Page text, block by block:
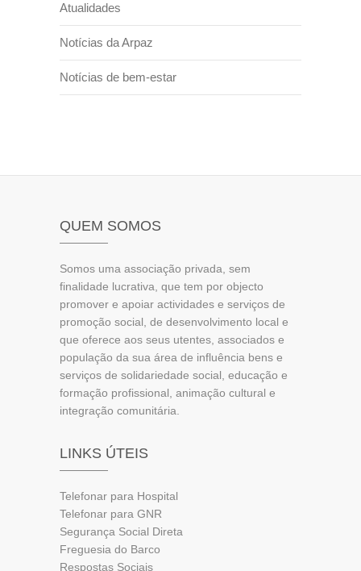
Atualidades
Notícias da Arpaz
Notícias de bem-estar
QUEM SOMOS
Somos uma associação privada, sem
finalidade lucrativa, que tem por objecto
promover e apoiar actividades e serviços de
promoção social, de desenvolvimento local e
que oferece aos seus utentes, associados e
população da sua área de influência bens e
serviços de solidariedade social, educação e
formação profissional, animação cultural e
integração comunitária.
LINKS ÚTEIS
Telefonar para Hospital
Telefonar para GNR
Segurança Social Direta
Freguesia do Barco
Respostas Sociais